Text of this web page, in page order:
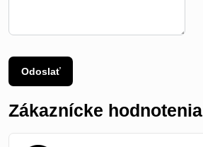
Odoslať
Zákaznícke hodnotenia